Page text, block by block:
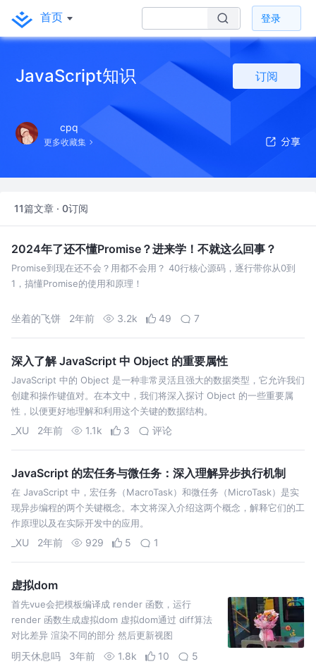
首页 登录
JavaScript知识 订阅
cpq
更多收藏集
11篇文章 · 0订阅
2024年了还不懂Promise？进来学！不就这么回事？
Promise到现在还不会？用都不会用？ 40行核心源码，逐行带你从0到
1，搞懂Promise的使用和原理！
坐着的飞饼 2年前 3.2k 49 7
深入了解 JavaScript 中 Object 的重要属性
JavaScript 中的 Object 是一种非常灵活且强大的数据类型，它允许我们
创建和操作键值对。在本文中，我们将深入探讨 Object 的一些重要属
性，以便更好地理解和利用这个关键的数据结构。
_XU 2年前 1.1k 3 评论
JavaScript 的宏任务与微任务：深入理解异步执行机制
在 JavaScript 中，宏任务（MacroTask）和微任务（MicroTask）是实
现异步编程的两个关键概念。本文将深入介绍这两个概念，解释它们的工
作原理以及在实际开发中的应用。
_XU 2年前 929 5 1
虚拟dom
首先vue会把模板编译成 render 函数，运行
render 函数生成虚拟dom 虚拟dom通过 diff算法
对比差异 渲染不同的部分 然后更新视图
明天休息吗 3年前 1.8k 10 5